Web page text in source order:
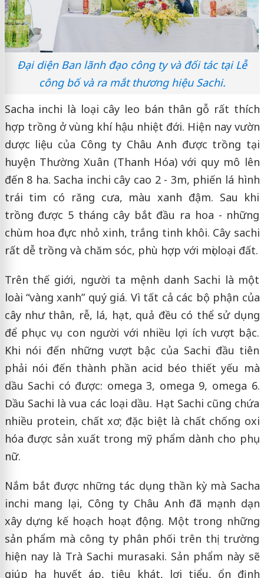
Đại diện Ban lãnh đạo công ty và đối tác tại Lễ
công bố và ra mắt thương hiệu Sachi.
Sacha inchi là loại cây leo bán thân gỗ rất thích
hợp trồng ở vùng khí hậu nhiệt đới. Hiện nay vườn
dược liệu của Công ty Châu Anh được trồng tại
huyện Thường Xuân (Thanh Hóa) với quy mô lên
đến 8 ha. Sacha inchi cây cao 2 - 3m, phiến lá hình
trái tim có răng cưa, màu xanh đậm. Sau khi
trồng được 5 tháng cây bắt đầu ra hoa - những
chùm hoa đực nhỏ xinh, trắng tinh khôi. Cây sachi
rất dễ trồng và chăm sóc, phù hợp với mọi loại đất.
Trên thế giới, người ta mệnh danh Sachi là một
loài “vàng xanh” quý giá. Vì tất cả các bộ phận của
cây như thân, rễ, lá, hạt, quả đều có thể sử dụng
để phục vụ con người với nhiều lợi ích vượt bậc.
Khi nói đến những vượt bậc của Sachi đầu tiên
phải nói đến thành phần acid béo thiết yếu mà
dầu Sachi có được: omega 3, omega 9, omega 6.
Dầu Sachi là vua các loại dầu. Hạt Sachi cũng chứa
nhiều protein, chất xơ; đặc biệt là chất chống oxi
hóa được sản xuất trong mỹ phẩm dành cho phụ
nữ.
Nắm bắt được những tác dụng thần kỳ mà Sacha
inchi mang lại, Công ty Châu Anh đã mạnh dạn
xây dựng kế hoạch hoạt động. Một trong những
sản phẩm mà công ty phân phối trên thị trường
hiện nay là Trà Sachi murasaki. Sản phẩm này sẽ
giúp hạ huyết áp, tiêu khát, lợi tiểu, ổn định